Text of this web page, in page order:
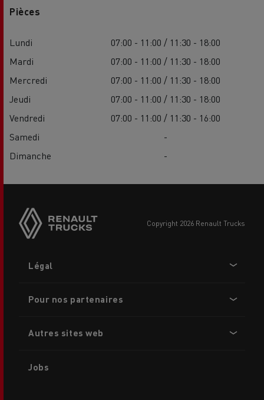
Pièces
Lundi
07:00 - 11:00 / 11:30 - 18:00
Mardi
07:00 - 11:00 / 11:30 - 18:00
Mercredi
07:00 - 11:00 / 11:30 - 18:00
Jeudi
07:00 - 11:00 / 11:30 - 18:00
Vendredi
07:00 - 11:00 / 11:30 - 16:00
Samedi
-
Dimanche
-
copyright 2026 Renault Trucks
menu
Légal
Pour nos partenaires
Autres sites web
Jobs